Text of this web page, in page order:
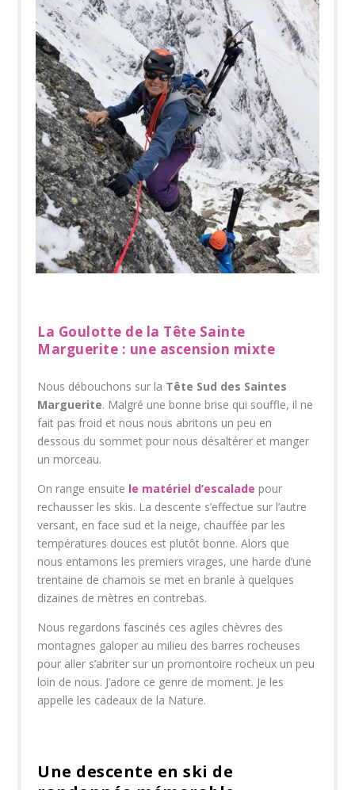
La Goulotte de la Tête Sainte
Marguerite : une ascension mixte
Nous débouchons sur la Tête Sud des Saintes
Marguerite. Malgré une bonne brise qui souffle, il ne
fait pas froid et nous nous abritons un peu en
dessous du sommet pour nous désaltérer et manger
un morceau.
On range ensuite le matériel d’escalade pour
rechausser les skis. La descente s’effectue sur l’autre
versant, en face sud et la neige, chauffée par les
températures douces est plutôt bonne. Alors que
nous entamons les premiers virages, une harde d’une
trentaine de chamois se met en branle à quelques
dizaines de mètres en contrebas.
Nous regardons fascinés ces agiles chèvres des
montagnes galoper au milieu des barres rocheuses
pour aller s’abriter sur un promontoire rocheux un peu
loin de nous. J’adore ce genre de moment. Je les
appelle les cadeaux de la Nature.
Une descente en ski de